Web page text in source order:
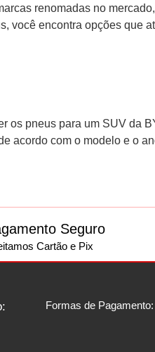
renomadas no
você encontra opções que
os pneus para um SUV da
acordo com o modelo e o
Seguro
Cartão e Pix
Formas de Pagamento: